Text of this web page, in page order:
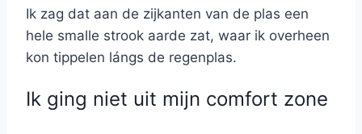
Ik zag dat aan de zijkanten van de plas een
hele smalle strook aarde zat, waar ik overheen
kon tippelen lángs de regenplas.
Ik ging niet uit mijn comfort zone